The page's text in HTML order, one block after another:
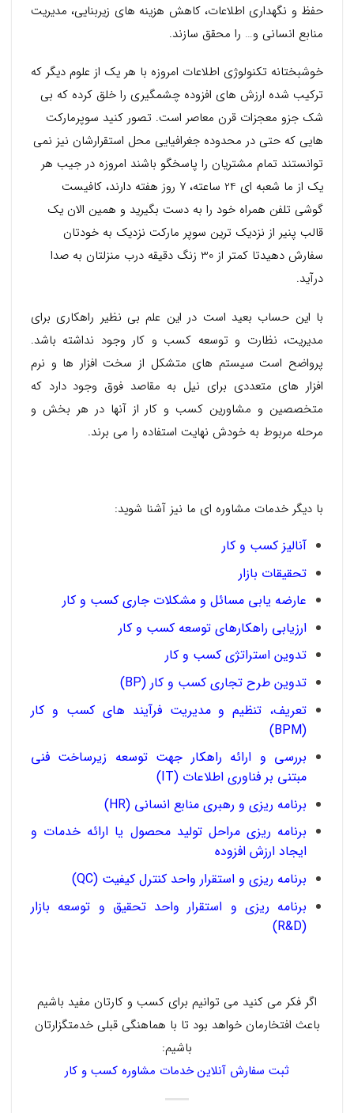
حفظ و نگهداری اطلاعات، کاهش هزینه های زیربنایی، مدیریت
منابع انسانی و… را محقق سازند.
خوشبختانه تکنولوژی اطلاعات امروزه با هر یک از علوم دیگر که
ترکیب شده ارزش های افزوده چشمگیری را خلق کرده که بی
شک جزو معجزات قرن معاصر است. تصور کنید سوپرمارکت
هایی که حتی در محدوده جغرافیایی محل استقرارشان نیز نمی
توانستند تمام مشتریان را پاسخگو باشند امروزه در جیب هر
یک از ما شعبه ای 24 ساعته، 7 روز هفته دارند، کافیست
گوشی تلفن همراه خود را به دست بگیرید و همین الان یک
قالب پنیر از نزدیک ترین سوپر مارکت نزدیک به خودتان
سفارش دهیدتا کمتر از 30 زنگ دقیقه درب منزلتان به صدا
درآید.
با این حساب بعید است در این علم بی نظیر راهکاری برای
مدیریت، نظارت و توسعه کسب و کار وجود نداشته باشد.
پرواضح است سیستم های متشکل از سخت افزار ها و نرم
افزار های متعددی برای نیل به مقاصد فوق وجود دارد که
متخصصین و مشاورین کسب و کار از آنها در هر بخش و
مرحله مربوط به خودش نهایت استفاده را می برند.
با دیگر خدمات مشاوره ای ما نیز آشنا شوید:
آنالیز کسب و کار
تحقیقات بازار
عارضه یابی مسائل و مشکلات جاری کسب و کار
ارزیابی راهکارهای توسعه کسب و کار
تدوین استراتژی کسب و کار
تدوین طرح تجاری کسب و کار (BP)
تعریف، تنظیم و مدیریت فرآیند های کسب و کار
(BPM)
بررسی و ارائه راهکار جهت توسعه زیرساخت فنی
مبتنی بر فناوری اطلاعات (IT)
برنامه ریزی و رهبری منابع انسانی (HR)
برنامه ریزی مراحل تولید محصول یا ارائه خدمات و
ایجاد ارزش افزوده
برنامه ریزی و استقرار واحد کنترل کیفیت (QC)
برنامه ریزی و استقرار واحد تحقیق و توسعه بازار
(R&D)
اگر فکر می کنید می توانیم برای کسب و کارتان مفید باشیم
باعث افتخارمان خواهد بود تا با هماهنگی قبلی خدمتگزارتان
باشیم:
ثبت سفارش آنلاین خدمات مشاوره کسب و کار